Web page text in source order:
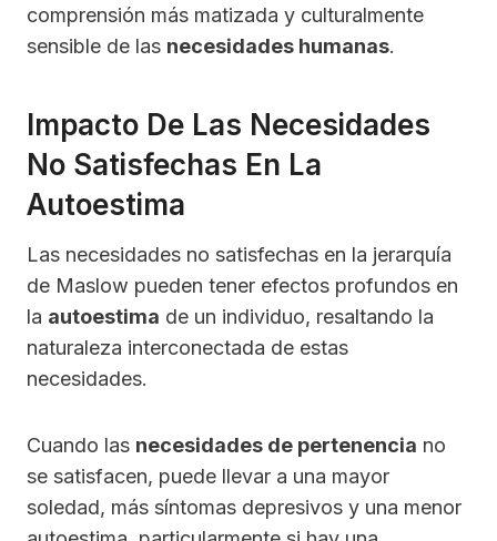
comprensión más matizada y culturalmente
sensible de las necesidades humanas.
Impacto De Las Necesidades
No Satisfechas En La
Autoestima
Las necesidades no satisfechas en la jerarquía
de Maslow pueden tener efectos profundos en
la autoestima de un individuo, resaltando la
naturaleza interconectada de estas
necesidades.
Cuando las necesidades de pertenencia no
se satisfacen, puede llevar a una mayor
soledad, más síntomas depresivos y una menor